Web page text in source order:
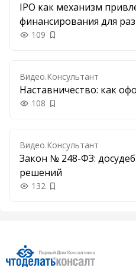
IPO как механизм
финансирования для
109 Добавить в закладки
Видео.Консультант
Наставничество: как
108 Добавить в закладки
Видео.Консультант
Закон № 248-ФЗ:
решений
132 Добавить в закладки